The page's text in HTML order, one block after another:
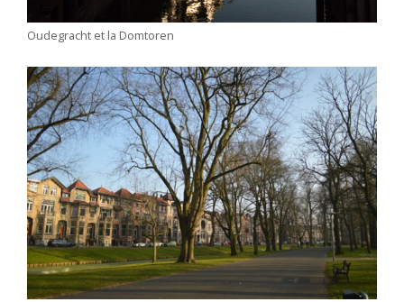
Oudegracht et la Domtoren